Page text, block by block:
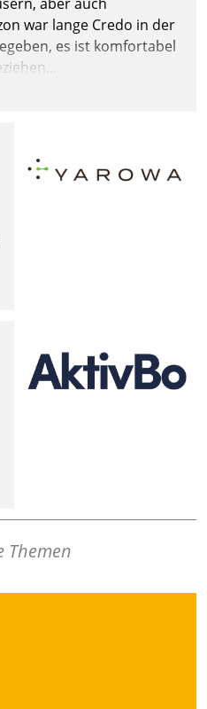
war lange Credo in der
es ist komfortabel
Themen